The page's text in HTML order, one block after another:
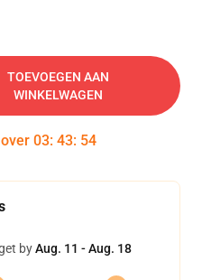
TOEVOEGEN AAN
WINKELWAGEN
03: 43: 54
byAug. 11 - Aug. 18